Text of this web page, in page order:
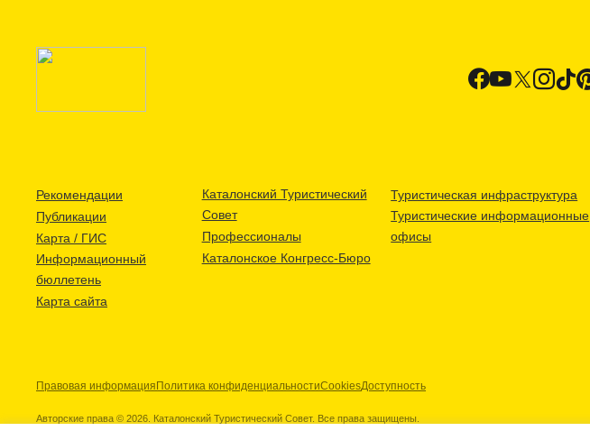
Рекомендации
Публикации
Карта / ГИС
Информационный
бюллетень
Карта сайта
Каталонский Туристический
Совет
Профессионалы
Каталонское Конгресс-Бюро
Туристическая инфраструктура
Туристические информационные
офисы
Правовая информация Политика конфиденциальностиCookiesДоступность
Авторские права © 2026. Каталонский Туристический Совет. Все права защищены.